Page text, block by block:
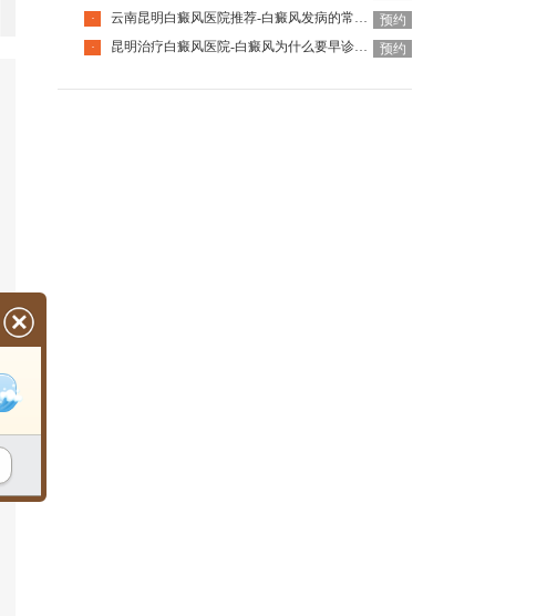
·
云南昆明白癜风医院推荐-白癜风发病的常见诱因是什么
预约
·
昆明治疗白癜风医院-白癜风为什么要早诊早治 预约